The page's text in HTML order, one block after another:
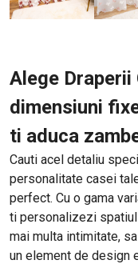
Alege Draperii
dimensiuni
ti aduca
Cauti acel detaliu
personalitate casei
perfect. Cu o gama
ti personalizezi
mai multa intimitate,
un element de design